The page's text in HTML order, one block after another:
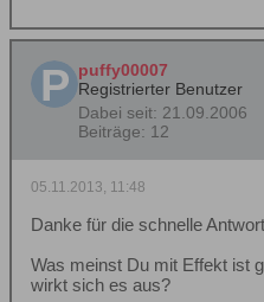
puffy00007
Registrierter Benutzer
Dabei seit: 21.09.2006
Beiträge: 12
05.11.2013, 11:48
Danke für die schnelle
Was meinst Du mit Effekt ist
wirkt sich es aus?